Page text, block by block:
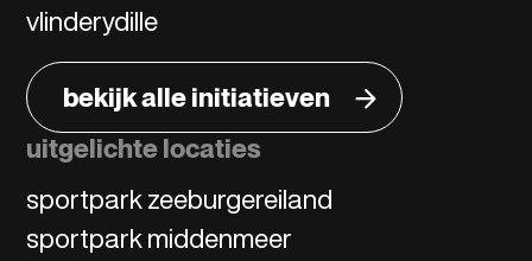
vlinderydille
bekijk alle initiatieven
uitgelichte locaties
sportpark zeeburgereiland
sportpark middenmeer